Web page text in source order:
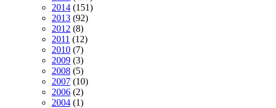
2014 (151)
2013 (92)
2012 (8)
2011 (12)
2010 (7)
2009 (3)
2008 (5)
2007 (10)
2006 (2)
2004 (1)